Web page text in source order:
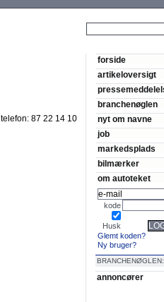
telefon: 87 22 14 10
forside
artikeloversigt
branchenøglen
nyt om navne
job
markedsplads
bilmærker
om autoteket
kode
Husk
Glemt koden?
Ny bruger?
BRANCHENØGLEN:
annoncører